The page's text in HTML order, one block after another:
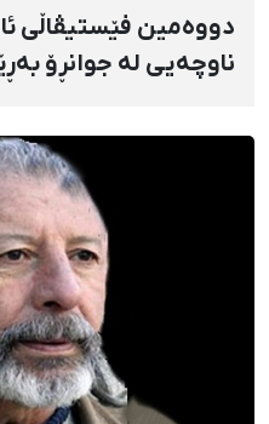
دووەمین فێستیڤاڵی
ناوچەیی لە جوانڕۆ